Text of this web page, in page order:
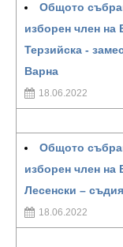
Общото
изборен член
Терзийска -
Варна
18.06.2022
Общото
изборен член
Лесенски –
18.06.2022